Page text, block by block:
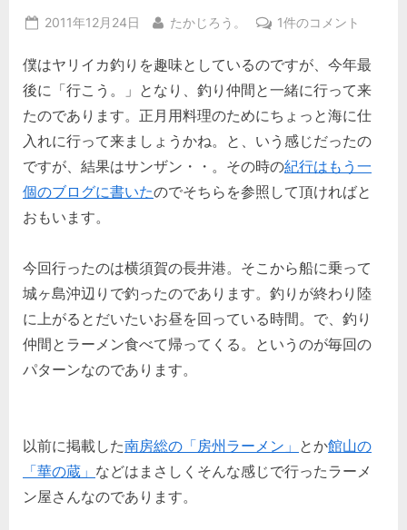
Posted
2011年12月24日 By
たかじろう。
横
賀。
ラ
メ
ン
よ
し
1件のコメント
僕はヤリイカ釣りを趣味としているのですが、今年最
後に「行こう。」となり、釣り仲間と一緒に行って来
たのであります。正月用料理のためにちょっと海に仕
入れに行って来ましょうかね。と、いう感じだったの
ですが、結果はサンザン・・。その時の紀行はもう一
個のブログに書いたのでそちらを参照して頂ければと
おもいます。
今回行ったのは横須賀の長井港。そこから船に乗って
城ヶ島沖辺りで釣ったのであります。釣りが終わり陸
に上がるとだいたいお昼を回っている時間。で、釣り
仲間とラーメン食べて帰ってくる。というのが毎回の
パターンなのであります。
以前に掲載した南房総の「房州ラーメン」 とか館山の
「華の蔵」 などはまさしくそんな感じで行ったラーメ
ン屋さんなのであります。